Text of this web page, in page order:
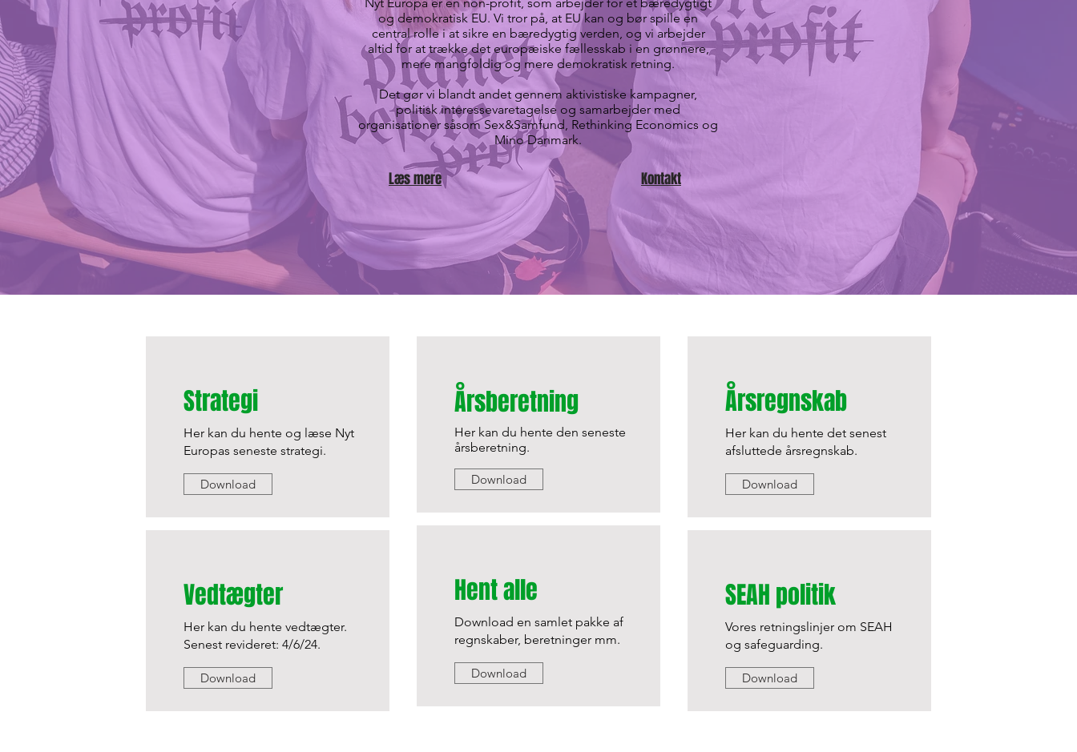
og demokratisk EU. Vi tror på, at EU kan og bør spille en
central rolle i at sikre en bæredygtig verden, og vi arbejder
altid for at trække det europæiske fællesskab i en grønnere,
mere mangfoldig og mere demokratisk retning.
Det gør vi blandt andet gennem aktivistiske kampagner,
politisk interessevaretagelse og samarbejder med
organisationer såsom Sex&Samfund, Rethinking Economics og
MinoDanmark.
Læs mere Kontakt
Strategi
Her kan du hente og læse Nyt
Europas seneste strategi.
Download
Vedtægter
Her kan du hente vedtægter.
Senest revideret: 4/6/24.
Download
Årsberetning
Her kan du hente den seneste
årsberetning.
Download
Hent alle
Download en samlet pakke af
regnskaber, beretninger mm.
Download
Årsregnskab
Her kan du hente det senest
afsluttede årsregnskab.
Download
SEAH politik
Vores retningslinjer om SEAH
og safeguarding.
Download